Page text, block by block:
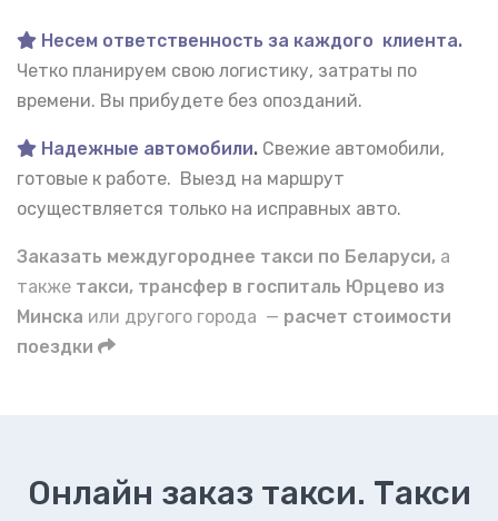
Несем ответственность за каждого клиента.
Четко планируем свою логистику, затраты по
времени. Вы прибудете без опозданий.
Надежные автомобили. Свежие автомобили,
готовые к работе. Выезд на маршрут
осуществляется только на исправных авто.
Заказать междугороднее такси по Беларуси, а
также такси, трансфер в госпиталь Юрцево из
Минска или другого города — расчет стоимости
поездки
Онлайн заказ такси. Такси